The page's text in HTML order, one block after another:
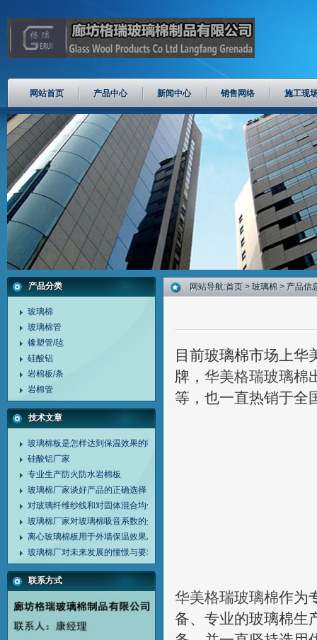
网站首页 产品中心 新闻中心 销售网络 施工现
产品分类
玻璃棉
玻璃棉管
橡塑管/毡
硅酸铝
岩棉板/条
岩棉管
技术文章
玻璃棉板是怎样达到保温效果的呢?
硅酸铝厂家
专业生产防火防水岩棉板
玻璃棉厂家谈好产品的正确选择
对玻璃纤维纱线和对固体混合均化的介绍
玻璃棉厂家对玻璃棉吸音系数的介绍
离心玻璃棉板用于外墙保温效果总结
玻璃棉厂对未来发展的憧憬与要求
联系方式
网站导航:首页 > 玻璃棉 > 产品信
目前玻璃棉市场上华
牌， 华美格瑞玻璃棉
等，也一直热销于全
华美格瑞玻璃棉作为
备、专业的玻璃棉生